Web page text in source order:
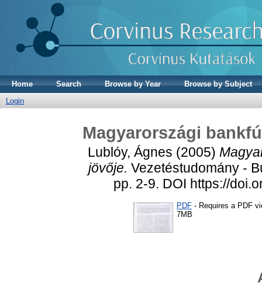
Home Search Browse by Year
Browse by Subject
Login
Magyarországi
Lublóy, Ágnes (2005)
jövője. Vezetéstudomány -
pp. 2-9. DOI https://
PDF - Requires a PDF
7MB